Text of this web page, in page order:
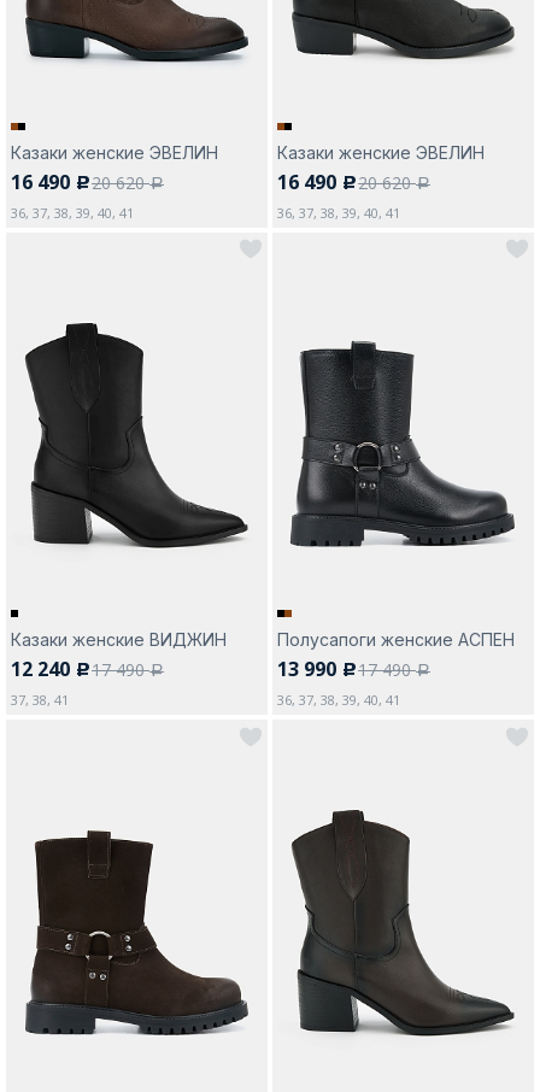
Да, все верно Изменить город
Покупателям
Казаки женские ЭВЕЛИН
16 490 c20 620a
36, 37, 38, 39, 40, 41
Казаки женские ЭВЕЛИН
16 490 c20 620a
36, 37, 38, 39, 40, 41
Казаки женские ВИДЖИН
12 240 c17 490a
37, 38, 41
Полусапоги женские АСПЕН
13 990 c17 490a
36, 37, 38, 39, 40, 41